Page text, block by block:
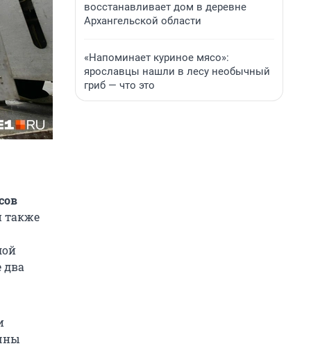
также
два
восстанавливает дом в деревне
Архангельской области
«Напоминает куриное мясо»:
ярославцы нашли в лесу необычный
гриб — что это